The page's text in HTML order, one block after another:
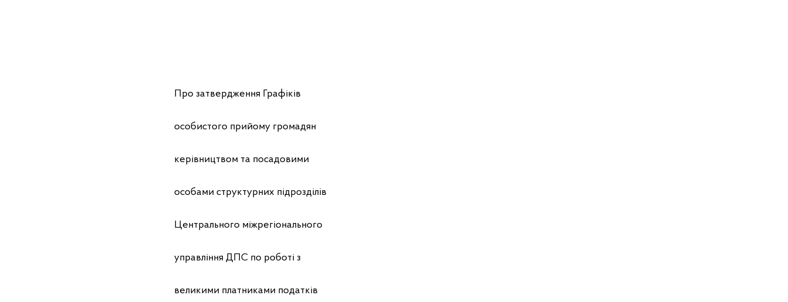
Про затвердження Графіків
особистого прийому громадян
керівництвом та посадовими
особами структурних підрозділів
Центрального міжрегіонального
управління ДПС по роботі з
великими платниками податків